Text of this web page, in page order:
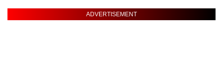
ADVERTISEMENT